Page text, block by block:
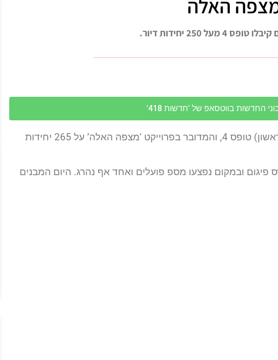
החדשות בווטסאפ של 'חדשות 418'
בשורה לדיירים, בשורה לעיר. פרוייקט ראשון בשכונת ד’ 3 קיבל היום (ראשון) טופס 4, והמדובר בפרוייקט ‘מצפה האלה’ על 265 יחידות
ובמקום נפצעו מספ פועלים ואחד אף נהרג. היום המבנים